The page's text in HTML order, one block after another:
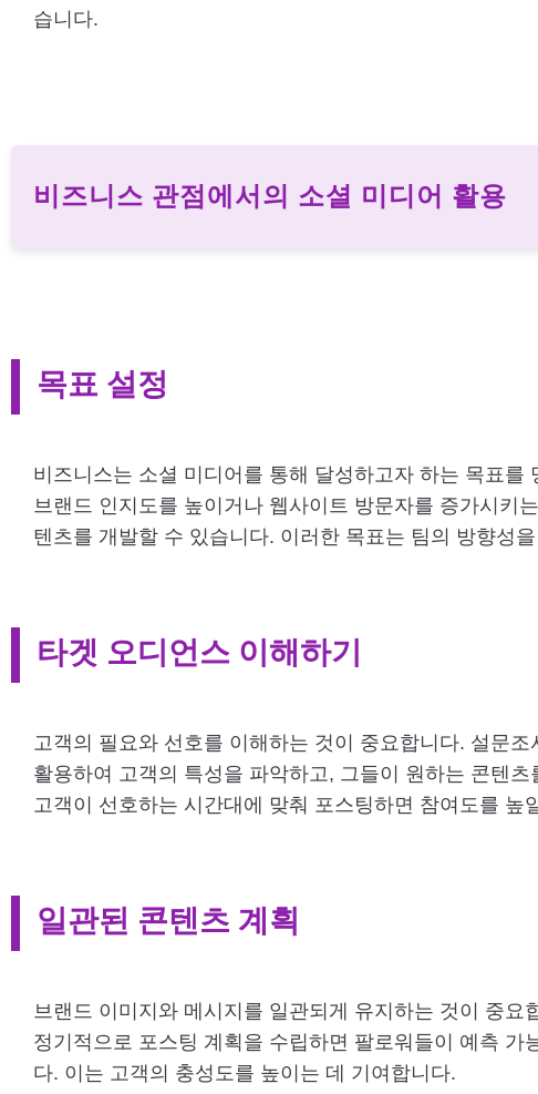
습니다.
비즈니스 관점에서의 소셜 미디어 활용
목표 설정
비즈니스는 소셜 미디어를 통해 달성하고자 하는 목표를
브랜드 인지도를 높이거나 웹사이트 방문자를 증가시키
텐츠를 개발할 수 있습니다. 이러한 목표는 팀의 방향성
타겟 오디언스 이해하기
고객의 필요와 선호를 이해하는 것이 중요합니다. 설문
활용하여 고객의 특성을 파악하고, 그들이 원하는 콘텐
고객이 선호하는 시간대에 맞춰 포스팅하면 참여도를 높
일관된 콘텐츠 계획
브랜드 이미지와 메시지를 일관되게 유지하는 것이 중요
정기적으로 포스팅 계획을 수립하면 팔로워들이 예측 가
다. 이는 고객의 충성도를 높이는 데 기여합니다.